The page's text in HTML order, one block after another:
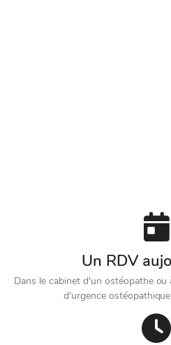
Un RDV
Dans le cabinet d'un ostéopathe
d'urgence